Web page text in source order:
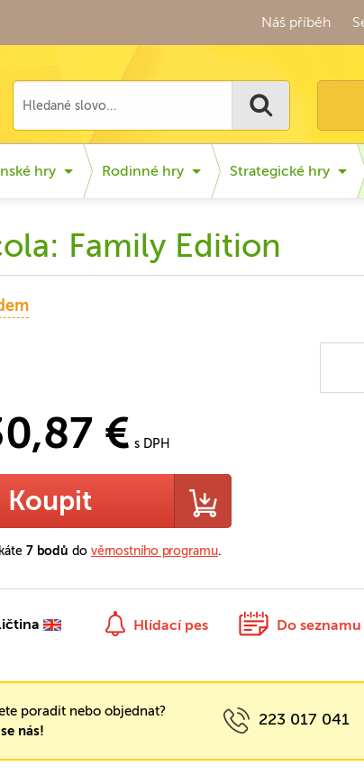
Náš příběh
hry Rodinné hry Strategické hry
Family Edition
€ s DPH
Koupit
7 bodů do věrnostního programu.
Hlídací pes Do seznamu
poradit nebo objednat?
nás!
223 017 041